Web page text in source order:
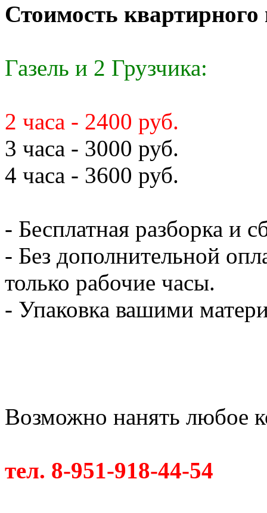
Стоимость квартирного
Газель и 2 Грузчика:
2 часа - 2400 руб.
3 часа - 3000 руб.
4 часа - 3600 руб.
- Бесплатная разборка и
- Без дополнительной
только рабочие часы.
- Упаковка вашими
Возможно нанять любое
тел. 8-951-918-44-54